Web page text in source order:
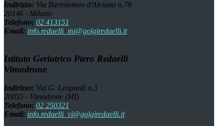
Indirizzo: Via Bartolomeo d'Alviano n.78
20146 - Milano
Telefono: 02 413151
Email: info.redaelli_mi@golgiredaelli.it
Istituto Geriatrico Piero Redaelli
Vimodrone
Indirizzo: Via G. Leopardi n.3
20055 - Vimodrone (MI)
Telefono: 02 250321
Email: info.redaelli_vi@golgiredaelli.it